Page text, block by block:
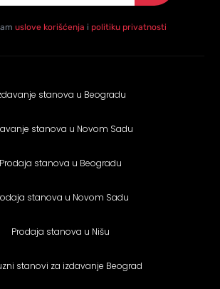
sa politikom privatnosti*
uslove korišćenja i politiku privatnosti
stanova u Beogradu
stanova u Novom Sadu
Prodaja stanova u Beogradu
stanova u Novom Sadu
Prodaja stanova u Nišu
stanovi za izdavanje Beograd